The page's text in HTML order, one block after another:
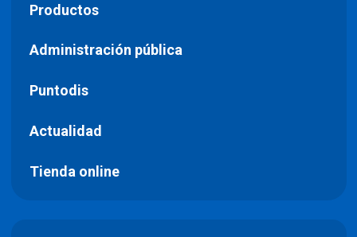
Productos
Administración pública
Puntodis
Actualidad
Tienda online